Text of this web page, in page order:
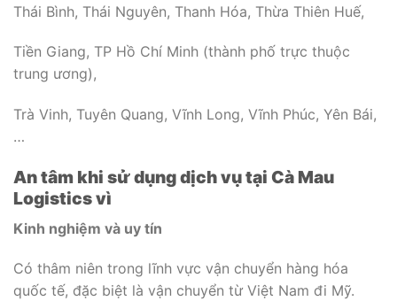
Thái Bình, Thái Nguyên, Thanh Hóa, Thừa Thiên Huế,
Tiền Giang, TP Hồ Chí Minh (thành phố trực thuộc
trung ương),
Trà Vinh, Tuyên Quang, Vĩnh Long, Vĩnh Phúc, Yên Bái,
…
An tâm khi sử dụng dịch vụ tại Cà Mau
Logistics vì
Kinh nghiệm và uy tín
Có thâm niên trong lĩnh vực vận chuyển hàng hóa
quốc tế, đặc biệt là vận chuyển từ Việt Nam đi Mỹ.